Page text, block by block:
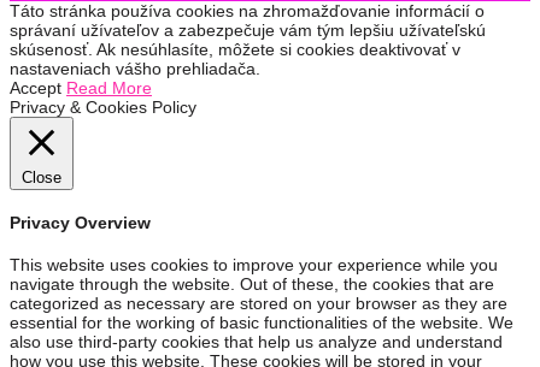
Táto stránka používa cookies na zhromažďovanie informácií o
správaní užívateľov a zabezpečuje vám tým lepšiu užívateľskú
skúsenosť. Ak nesúhlasíte, môžete si cookies deaktivovať v
nastaveniach vášho prehliadača.
Accept Read More
Privacy & Cookies Policy
Close
Privacy Overview
This website uses cookies to improve your experience while you
navigate through the website. Out of these, the cookies that are
categorized as necessary are stored on your browser as they are
essential for the working of basic functionalities of the website. We
also use third-party cookies that help us analyze and understand
how you use this website. These cookies will be stored in your